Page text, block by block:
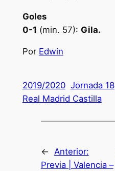
Goles
0-1 (min. 57): Gila.
Por Edwin
2019/2020 Jornada 18
Real Madrid Castilla
← Anterior:
Previa | Valencia –